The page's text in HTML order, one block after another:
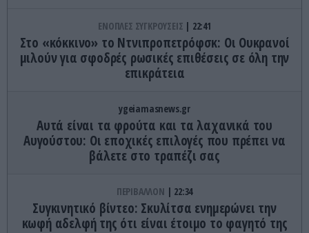
ΕΝΟΠΛΕΣ ΣΥΓΚΡΟΥΣΕΙΣ 22:41
Στο «κόκκινο» το Ντνιπροπετρόφσκ: Οι Ουκρανοί
μιλούν για σφοδρές ρωσικές επιθέσεις σε όλη την
επικράτεια
ygeiamasnews.gr
Αυτά είναι τα φρούτα και τα λαχανικά του
Αυγούστου: Οι εποχικές επιλογές που πρέπει να
βάλετε στο τραπέζι σας
ΠΕΡΙΒΑΛΛΟΝ 22:34
Συγκινητικό βίντεο: Σκυλίτσα ενημερώνει την
κωφή αδελφή της ότι είναι έτοιμο το φαγητό της